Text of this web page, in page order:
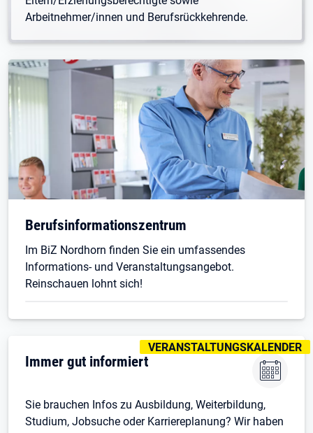
Arbeitnehmer/innen und Berufsrückkehrende.
Berufsinformationszentrum
Im BiZ Nordhorn finden Sie ein umfassendes
Informations- und Veranstaltungsangebot.
Reinschauen lohnt sich!
Immer gut informiert
KENNZEICHNUNGEN:
VERANSTALTUNGSKALENDER
Sie brauchen Infos zu Ausbildung, Weiterbildung,
Studium, Jobsuche oder Karriereplanung? Wir haben